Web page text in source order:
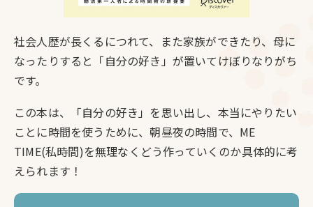
社会人歴が長くるにつれて、また家族ができたり、母に
なったりすると「自分の好き」が置いてけぼりなりがち
です。
この本は、「自分の好き」を思い出し、本当にやりたい
ことに時間を使うために、朝昼夜の時間で、ME
TIME(私時間)を無理なくどう作っていくのか具体的に考
えられます！